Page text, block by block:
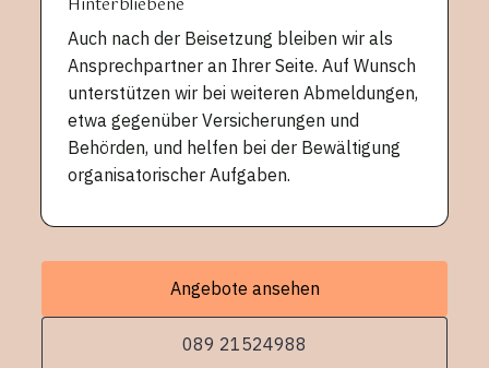
Hinterbliebene
Auch nach der Beisetzung bleiben wir als
Ansprechpartner an Ihrer Seite. Auf Wunsch
unterstützen wir bei weiteren Abmeldungen,
etwa gegenüber Versicherungen und
Behörden, und helfen bei der Bewältigung
organisatorischer Aufgaben.
Angebote ansehen
089 21524988